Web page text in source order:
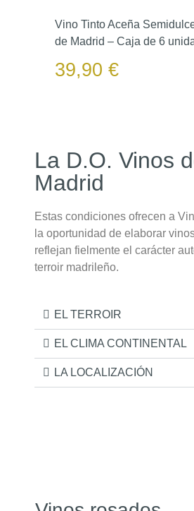
Vino Tinto Aceña
de Madrid – Caja de 6
39,90 €
La D.O. Vinos
Madrid
Estas condiciones ofrecen a
la oportunidad de elaborar
reflejan fielmente el carácter
terroir madrileño.
EL TERROIR
EL CLIMA CONTINENTAL
LA LOCALIZACIÓN